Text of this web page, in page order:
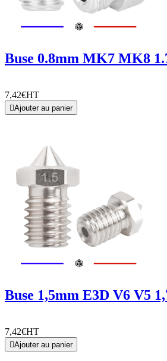
Buse 0.8mm MK7 MK8
7,42€HT
Ajouter au panier
Buse 1,5mm E3D V6 V5
7,42€HT
Ajouter au panier